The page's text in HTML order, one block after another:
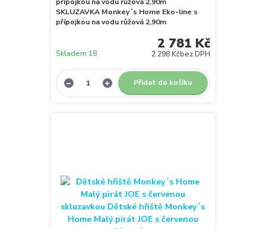
SKLUZAVKA Monkey´s Home Eko-line s
přípojkou na vodu růžová 2,90m
2 781 Kč
2 298 Kčbez DPH
Skladem 18
Přidat do košíku